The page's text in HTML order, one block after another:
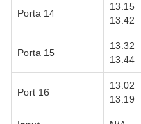
Porta 14
13.15
13.42
Porta 15
13.32
13.44
Port 16
13.02
13.19